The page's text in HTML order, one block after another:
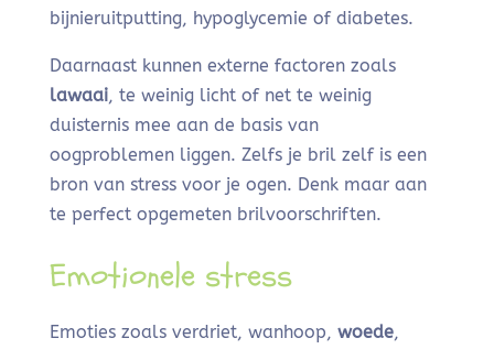
bijnieruitputting, hypoglycemie of diabetes.
Daarnaast kunnen externe factoren zoals
lawaai, te weinig licht of net te weinig
duisternis mee aan de basis van
oogproblemen liggen. Zelfs je bril zelf is een
bron van stress voor je ogen. Denk maar aan
te perfect opgemeten brilvoorschriften.
Emotionele stress
Emoties zoals verdriet, wanhoop, woede,